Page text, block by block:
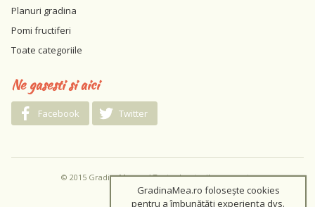
Planuri gradina
Pomi fructiferi
Toate categoriile
Ne gasesti si aici
Facebook Twitter
© 2015 GradinaMea.ro / Toate drepturile rezervate
GradinaMea.ro folosește cookies
pentru a îmbunătăți experiența dvs.